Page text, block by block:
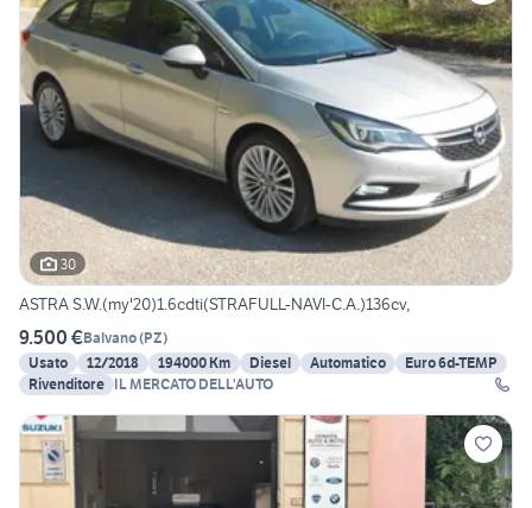
30
ASTRA S.W.(my'20)1.6cdti(STRAFULL-NAVI-C.A.)136cv,
9.500 €Balvano(PZ)
Usato
12/2018 194000 Km Diesel Automatico
Euro 6d-TEMP
Rivenditore
IL MERCATO DELL'AUTO